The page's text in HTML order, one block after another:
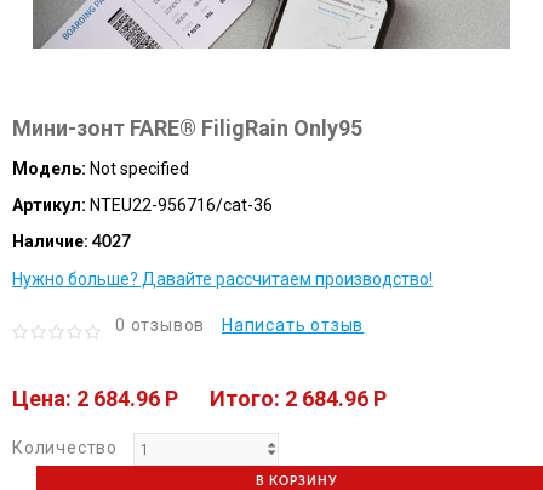
Мини-зонт FARE® FiligRain Only95
Модель: Not specified
Артикул: NTEU22-956716/cat-36
Наличие: 4027
Нужно больше? Давайте рассчитаем производство!
0 отзывов Написать отзыв
Цена: 2 684.96 P Итого: 2 684.96 P
Количество
В КОРЗИНУ